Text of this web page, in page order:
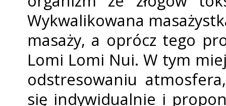
Wykwalifikowana
masaży, a oprócz tego
Lomi Lomi Nui. W tym
odstresowaniu
się indywidualnie i